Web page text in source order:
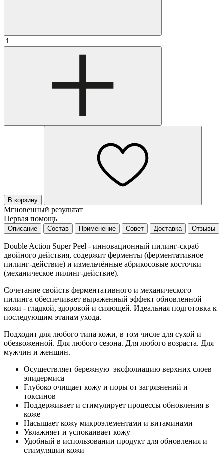
В корзину
Мгновенный результат
Первая помощь
Описание Состав Применение Совет Доставка Отзывы
Double Action Super Peel - инновационный пилинг-скраб
двойного действия, содержит ферменты (ферментативное
пилинг-действие) и измельчённые абрикосовые косточки
(механическое пилинг-действие).
Сочетание свойств ферментативного и механического
пилинга обеспечивает выраженный эффект обновленной
кожи - гладкой, здоровой и сияющей. Идеальная подготовка к
последующим этапам ухода.
Подходит для любого типа кожи, в том числе для сухой и
обезвоженной. Для любого сезона. Для любого возраста. Для
мужчин и женщин.
Осуществляет бережную эксфолиацию верхних слоев
эпидермиса
Глубоко очищает кожу и поры от загрязнений и
токсинов
Поддерживает и стимулирует процессы обновления в
коже
Насыщает кожу микроэлементами и витаминами
Увлажняет и успокаивает кожу
Удобный в использовании продукт для обновления и
стимуляции кожи